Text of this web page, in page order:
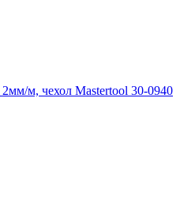
м, чехол Mastertool 30-0940